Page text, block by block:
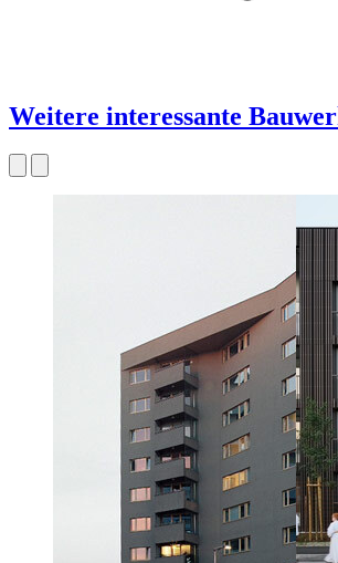
Weitere interessante